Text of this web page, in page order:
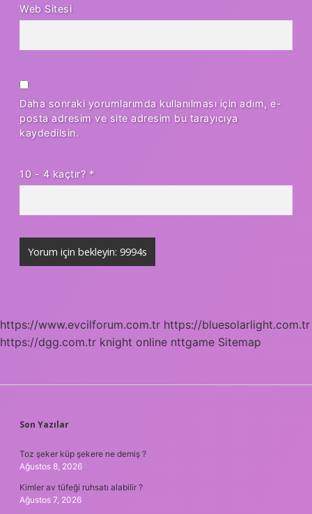
Web Sitesi
Daha sonraki yorumlarımda kullanılması için adım, e-
posta adresim ve site adresim bu tarayıcıya
kaydedilsin.
10 - 4 kaçtır? *
https://www.evcilforum.com.tr https://bluesolarlight.com.tr
https://dgg.com.tr knight online nttgame Sitemap
SIDEBAR
Son Yazılar
Toz şeker küp şekere ne demiş ?
Ağustos 8, 2026
Kimler av tüfeği ruhsatı alabilir ?
Ağustos 7, 2026